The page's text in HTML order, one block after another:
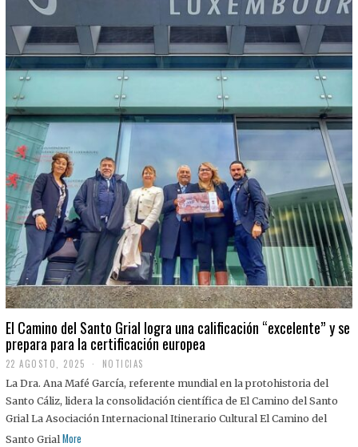
El Camino del Santo Grial logra una calificación “excelente” y se
prepara para la certificación europea
22 AGOSTO, 2025
2
A
G
O
S
NOTICIAS
La Dra. Ana Mafé García, referente mundial en la protohistoria del
Santo Cáliz, lidera la consolidación científica de El Camino del Santo
Grial La Asociación Internacional Itinerario Cultural El Camino del
Santo Grial More